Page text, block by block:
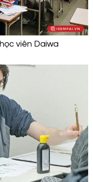
viên Daiwa